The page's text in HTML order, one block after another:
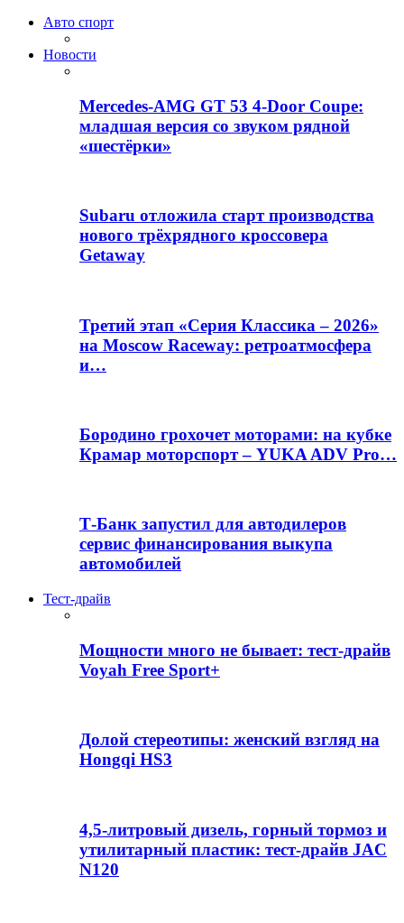
Авто спорт
Новости
Mercedes-AMG GT 53 4-Door Coupe:
младшая версия со звуком рядной
«шестёрки»
Subaru отложила старт производства
нового трёхрядного кроссовера
Getaway
Третий этап «Серия Классика – 2026»
на Moscow Raceway: ретроатмосфера
и…
Бородино грохочет моторами: на кубке
Крамар моторспорт – YUKA ADV Pro…
Т-Банк запустил для автодилеров
сервис финансирования выкупа
автомобилей
Тест-драйв
Мощности много не бывает: тест-драйв
Voyah Free Sport+
Долой стереотипы: женский взгляд на
Hongqi HS3
4,5-литровый дизель, горный тормоз и
утилитарный пластик: тест-драйв JAC
N120